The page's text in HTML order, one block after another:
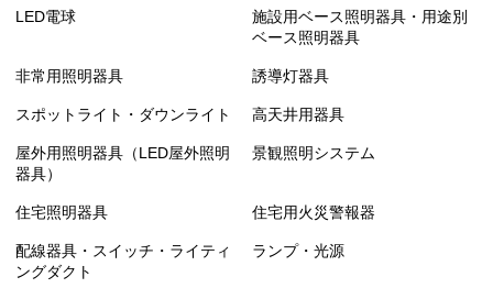
LED電球
施設用ベース照明器具・用途別
ベース照明器具
非常用照明器具 誘導灯器具
スポットライト・ダウンライト 高天井用器具
屋外用照明器具（LED屋外照明
器具）
景観照明システム
住宅照明器具 住宅用火災警報器
配線器具・スイッチ・ライティ
ングダクト
ランプ・光源